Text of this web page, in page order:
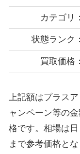
カテゴリ：
状態ランク：
買取価格：
上記額はプラス
ャンペーン等の
格です。相場は
まで参考価格と